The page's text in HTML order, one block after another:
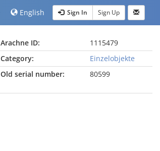
English Sign In Sign Up
Arachne ID:
1115479
Category:
Einzelobjekte
Old serial number:
80599